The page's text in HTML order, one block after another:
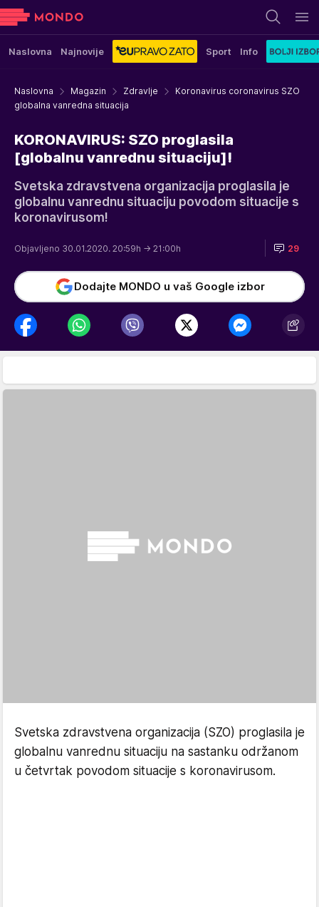
Naslovna Najnovije Sport Info
Naslovna Magazin Zdravlje
Koronavirus coronavirus SZO
globalna vanredna situacija
KORONAVIRUS: SZO proglasila
[globalnu vanrednu situaciju]!
Svetska zdravstvena organizacija proglasila je
globalnu vanrednu situaciju povodom situacije s
koronavirusom!
Objavljeno 30.01.2020. 20:59h → 21:00h 29
Dodajte MONDO u vaš Google izbor
Svetska zdravstvena organizacija (SZO) proglasila je
globalnu vanrednu situaciju na sastanku održanom
u četvrtak povodom situacije s koronavirusom.